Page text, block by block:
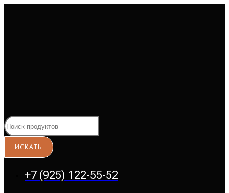
+7 (925) 122-55-52